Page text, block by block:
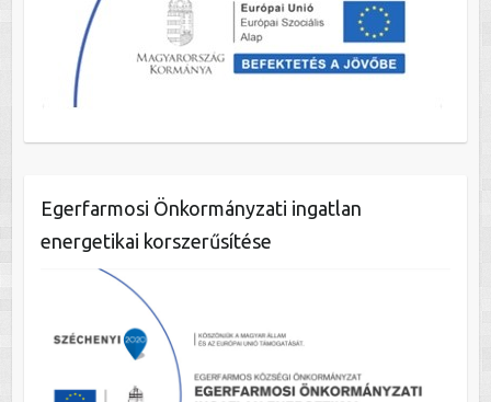
Egerfarmosi Önkormányzati ingatlan
energetikai korszerűsítése